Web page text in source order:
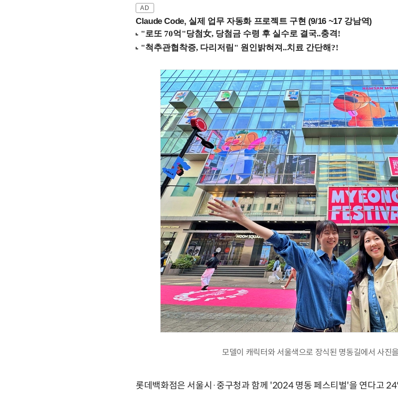
Claude Code, 실제 업무 자동화 프로젝트 구현 (9/16 ~17 강남역)
모델이 캐릭터와 서울색으로 장식된 명동길에서 사진
롯데백화점은 서울시·중구청과 함께 '2024 명동 페스티벌'을 연다고 24